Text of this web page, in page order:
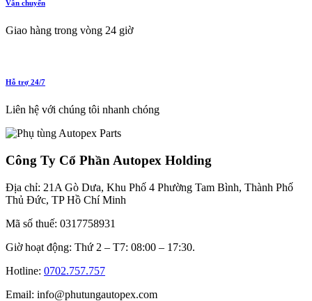
Vận chuyển
Giao hàng trong vòng 24 giờ
Hỗ trợ 24/7
Liên hệ với chúng tôi nhanh chóng
Công Ty Cổ Phần Autopex Holding
Địa chỉ: 21A Gò Dưa, Khu Phố 4 Phường Tam Bình, Thành Phố
Thủ Đức, TP Hồ Chí Minh
Mã số thuế: 0317758931
Giờ hoạt động: Thứ 2 – T7: 08:00 – 17:30.
Hotline: 0702.757.757
Email: info@phutungautopex.com